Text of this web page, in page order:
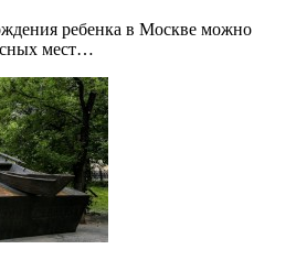
ребенка в Москве можно
мест…